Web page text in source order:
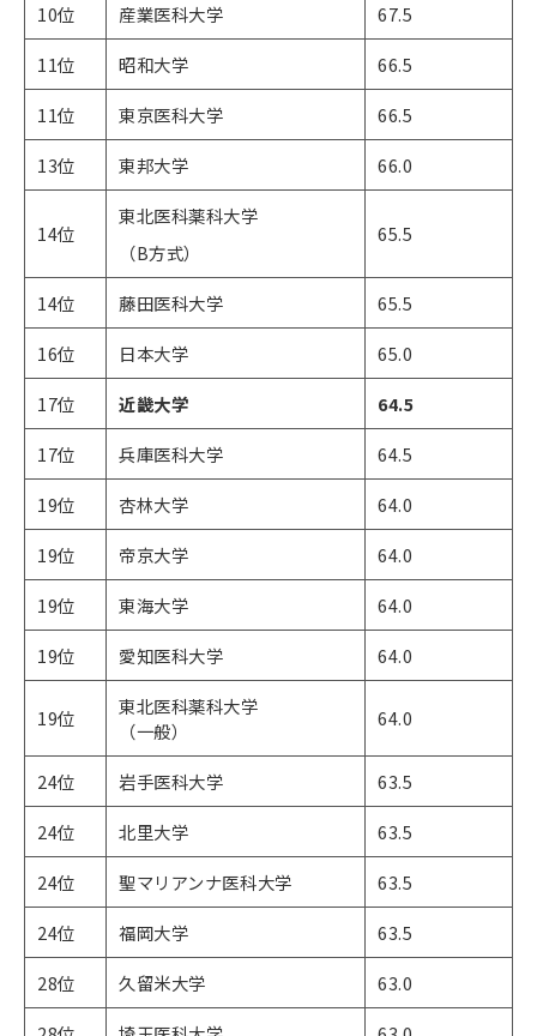
10位 産業医科大学
67.5
11位
昭和大学
66.5
11位
東京医科大学
66.5
13位
東邦大学 66.0
14位
東北医科薬科大学
（B方式）
65.5
14位 藤田医科大学
65.5
16位
日本大学
65.0
17位
近畿大学
64.5
17位
兵庫医科大学
64.5
19位
杏林大学
64.0
19位
帝京大学
64.0
19位
東海大学
64.0
19位
愛知医科大学 64.0
19位
東北医科薬科大学
（一般）
64.0
24位 岩手医科大学
63.5
24位
北里大学
63.5
24位
聖マリアンナ医科大学
63.5
24位
福岡大学
63.5
28位
久留米大学
63.0